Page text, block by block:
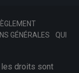
GÉNÉRALES
QUI
droits sont